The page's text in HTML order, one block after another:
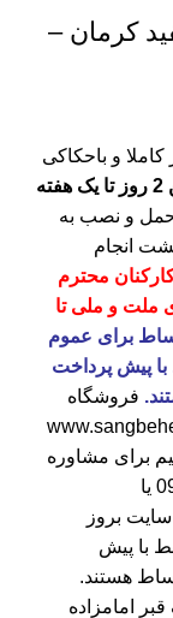
کرمان –
و باحکاکی
سفارشات بین 2 روز تا یک هفته
و نصب به
انجام
محترم
ملت و ملی تا
برای عموم
پیش پرداخت
فروشگاه
برای مشاوره
یا
بروز
با پیش
امامزاده